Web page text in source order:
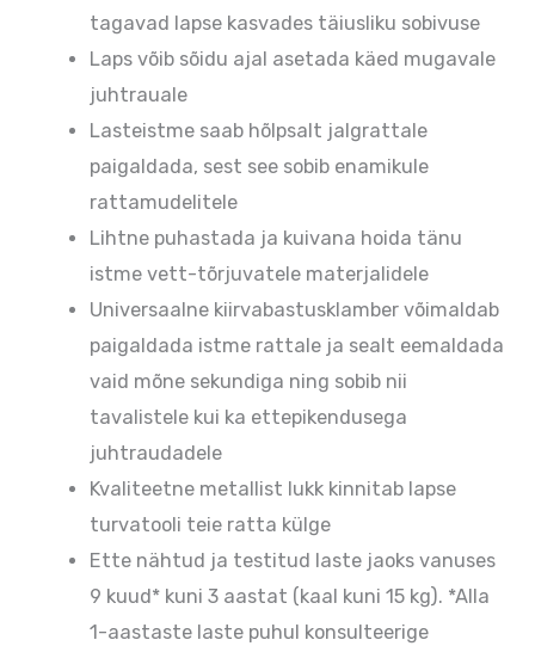
tagavad lapse kasvades täiusliku sobivuse
Laps võib sõidu ajal asetada käed mugavale
juhtrauale
Lasteistme saab hõlpsalt jalgrattale
paigaldada, sest see sobib enamikule
rattamudelitele
Lihtne puhastada ja kuivana hoida tänu
istme vett-tõrjuvatele materjalidele
Universaalne kiirvabastusklamber võimaldab
paigaldada istme rattale ja sealt eemaldada
vaid mõne sekundiga ning sobib nii
tavalistele kui ka ettepikendusega
juhtraudadele
Kvaliteetne metallist lukk kinnitab lapse
turvatooli teie ratta külge
Ette nähtud ja testitud laste jaoks vanuses
9 kuud* kuni 3 aastat (kaal kuni 15 kg). *Alla
1-aastaste laste puhul konsulteerige